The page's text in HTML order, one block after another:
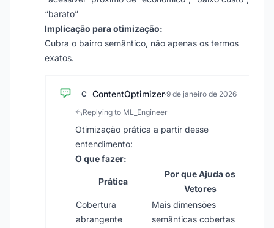
“barato”
Implicação para otimização:
Cubra o bairro semântico, não apenas os termos
exatos.
C ContentOptimizer·9 de janeiro de 2026
Replying to ML_Engineer
Otimização prática a partir desse
entendimento:
O que fazer:
Prática
Por que Ajuda os
Vetores
Cobertura
abrangente
Mais dimensões
semânticas cobertas